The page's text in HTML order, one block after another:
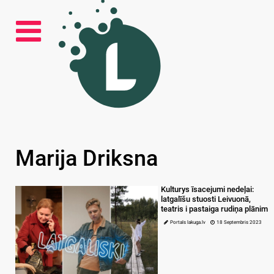
Marija Driksna
Kulturys īsacejumi nedeļai:
latgalīšu stuosti Leivuonā,
teatris i pastaiga rudiņa plānim
Portals lakuga.lv 18 Septembris 2023